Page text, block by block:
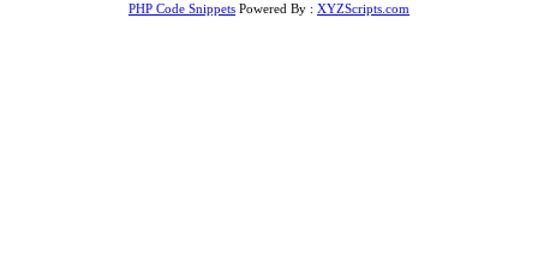
PHP Code Snippets Powered By : XYZScripts.com